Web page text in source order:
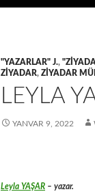
"YAZARLAR" J.,
ZİYADAR, ZİYADAR
LEYLA
YANVAR 9, 2022
Leyla YAŞAR – yazar.